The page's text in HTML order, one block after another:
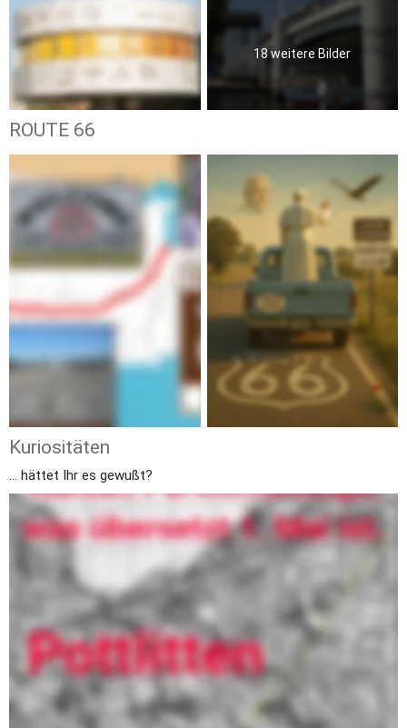
18 weitere Bilder
ROUTE 66
Kuriositäten
... hättet Ihr es gewußt?